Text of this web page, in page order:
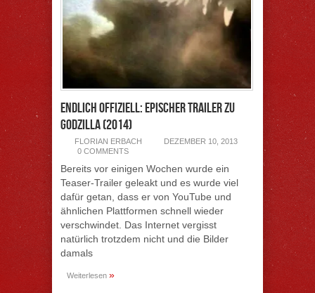
Endlich offiziell: Epischer Trailer zu
Godzilla (2014)
FLORIAN ERBACH
DEZEMBER 10, 2013
0 COMMENTS
Bereits vor einigen Wochen wurde ein
Teaser-Trailer geleakt und es wurde viel
dafür getan, dass er von YouTube und
ähnlichen Plattformen schnell wieder
verschwindet. Das Internet vergisst
natürlich trotzdem nicht und die Bilder
damals
Weiterlesen »